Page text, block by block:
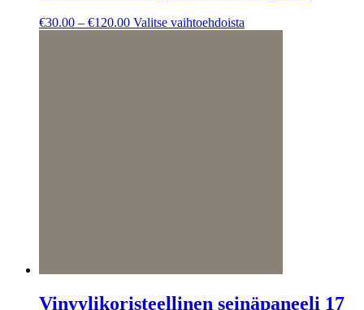
€30.00 – €120.00Hintaluokka:
Valitse vaihtoehdoista
Vinyylikoristeellinen seinäpaneeli 17